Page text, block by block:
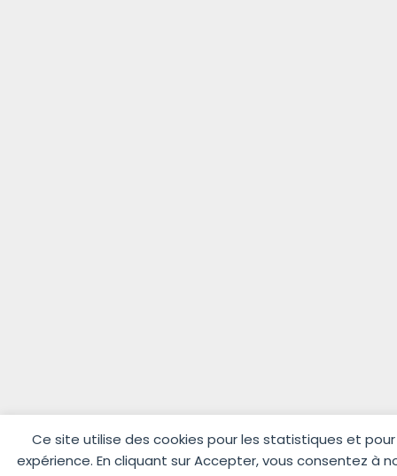
Ce site utilise des cookies pour les statistiques et
expérience. En cliquant sur Accepter, vous consentez à